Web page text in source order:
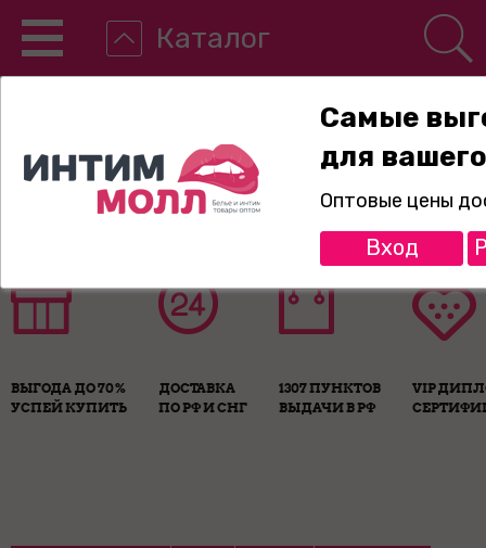
Каталог
8-800-775-89-65
ВЫГОДА ДО 70%
УСПЕЙ КУПИТЬ
ДОСТАВКА
ПО РФ И СНГ
1307 ПУНКТОВ
ВЫДАЧИ В РФ
VIP
Самые
для
Оптовые цены
Вход